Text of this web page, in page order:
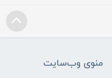
منوی وب‌سایت